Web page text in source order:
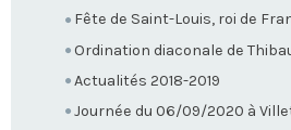
Fête de Saint-Louis, roi de
Ordination diaconale de
Actualités 2018-2019
Journée du 06/09/2020 à